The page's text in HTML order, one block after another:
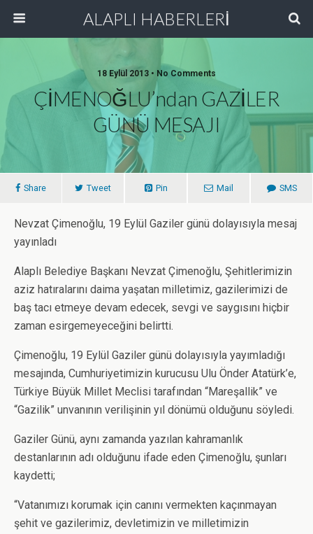
ALAPLI HABERLERİ
18 Eylül 2013 • No Comments
ÇİMENOĞLU’ndan GAZİLER
GÜNÜ MESAJI
Share Tweet Pin Mail SMS
Nevzat Çimenoğlu, 19 Eylül Gaziler günü dolayısıyla mesaj
yayınladı
Alaplı Belediye Başkanı Nevzat Çimenoğlu, Şehitlerimizin
aziz hatıralarını daima yaşatan milletimiz, gazilerimizi de
baş tacı etmeye devam edecek, sevgi ve saygısını hiçbir
zaman esirgemeyeceğini belirtti.
Çimenoğlu, 19 Eylül Gaziler günü dolayısıyla yayımladığı
mesajında, Cumhuriyetimizin kurucusu Ulu Önder Atatürk’e,
Türkiye Büyük Millet Meclisi tarafından “Mareşallik” ve
“Gazilik” unvanının verilişinin yıl dönümü olduğunu söyledi.
Gaziler Günü, aynı zamanda yazılan kahramanlık
destanlarının adı olduğunu ifade eden Çimenoğlu, şunları
kaydetti;
“Vatanımızı korumak için canını vermekten kaçınmayan
şehit ve gazilerimiz, devletimizin ve milletimizin